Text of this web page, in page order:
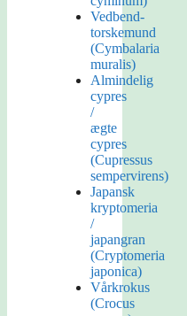
Vedbend-
torskemund
(Cymbalaria
muralis)
Almindelig
cypres
/
ægte
cypres
(Cupressus
sempervirens)
Japansk
kryptomeria
/
japangran
(Cryptomeria
japonica)
Vårkrokus
(Crocus